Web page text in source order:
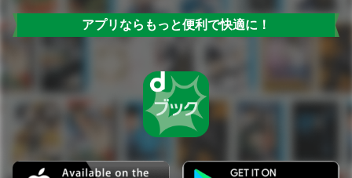
アプリならもっと便利で快適に！